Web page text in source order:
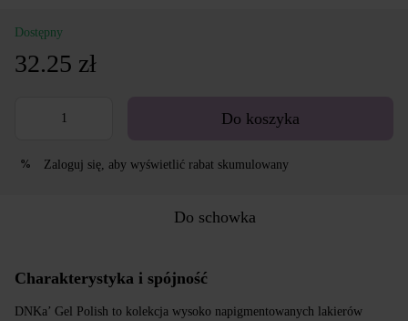
Dostępny
32.25 zł
Do koszyka
% Zaloguj się , aby wyświetlić rabat skumulowany
Do schowka
Charakterystyka i spójność
DNKa’ Gel Polish to kolekcja wysoko napigmentowanych lakierów